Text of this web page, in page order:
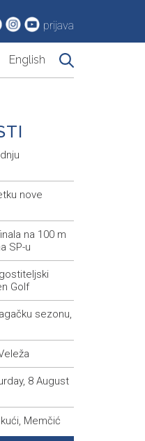
prijava
English
nove
na 100 m
SP-u
Golf
sezonu,
8 August
Memčić